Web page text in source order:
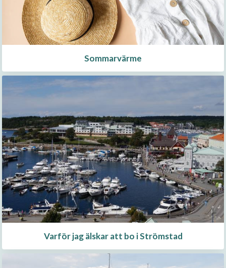
Sommarvärme
Varför jag älskar att bo i Strömstad